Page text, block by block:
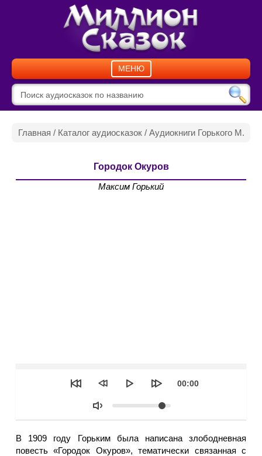
МЕНЮ
Главная / Каталог аудиосказок/ Аудиокниги Горького М.
Городок Окуров
Максим Горький
Текущее
00:00
Объем
В 1909 году Горьким была написана злободневная
повесть «Городок Окуров», тематически связанная с